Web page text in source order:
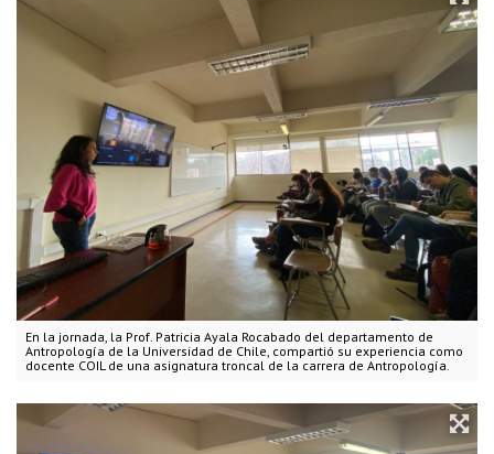
En la jornada, la Prof. Patricia Ayala Rocabado del departamento de
Antropología de la Universidad de Chile, compartió su experiencia como
docente COIL de una asignatura troncal de la carrera de Antropología.